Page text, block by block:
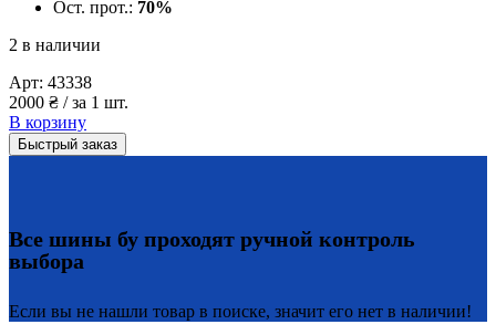
Ост. прот.: 70%
2 в наличии
Арт: 43338
2000 ₴ / за 1 шт.
В корзину
Быстрый заказ
Все шины бу проходят ручной контроль
выбора
Если вы не нашли товар в поиске, значит его нет в наличии!